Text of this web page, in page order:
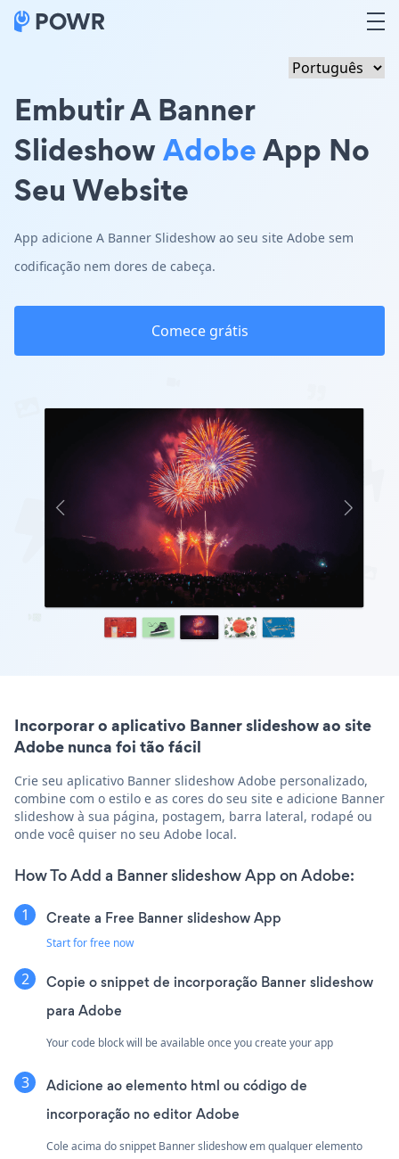
Embutir A Banner
SlideshowAdobeApp No
Seu Website
App adicione A Banner Slideshow ao seu site Adobe sem
codificação nem dores de cabeça.
Comece grátis
Incorporar o aplicativo Banner slideshow ao site
Adobe nunca foi tão fácil
Crie seu aplicativo Banner slideshow Adobe personalizado,
combine com o estilo e as cores do seu site e adicione Banner
slideshow à sua página, postagem, barra lateral, rodapé ou
onde você quiser no seu Adobe local.
How To Add a Banner slideshow App on Adobe:
Create a Free Banner slideshow App
Start for free now
Copie o snippet de incorporação Banner slideshow
para Adobe
Your code block will be available once you create your app
Adicione ao elemento html ou código de
incorporação no editor Adobe
Cole acima do snippet Banner slideshow em qualquer elemento